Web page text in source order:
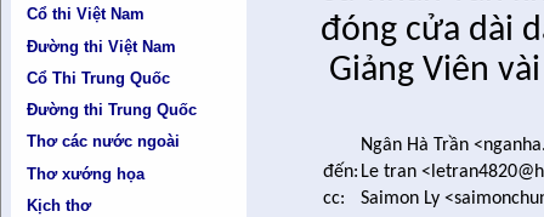
Cổ thi Việt Nam
Đường thi Việt Nam
Cổ Thi Trung Quốc
Đường thi Trung Quốc
Thơ các nước ngoài
Thơ xướng họa
Kịch thơ
đóng cửa dài
Giảng Viên
Ngân Hà Trần <
đến: Le tran
cc:
Saimon Ly